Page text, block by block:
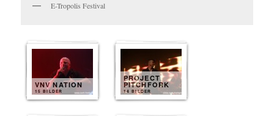
E-Tropolis Festival
VNV NATION
15 BILDER
PROJECT
PITCHFORK
14 BILDER